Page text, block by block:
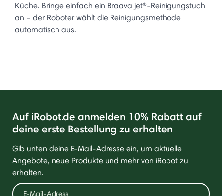
Küche. Bringe einfach ein Braava jet®-Reinigungstuch
an – der Roboter wählt die Reinigungsmethode
automatisch aus.
Auf iRobot.de anmelden 10% Rabatt auf
deine erste Bestellung zu erhalten
Gib unten deine E-Mail-Adresse ein, um aktuelle
Angebote, neue Produkte und mehr von iRobot zu
erhalten.